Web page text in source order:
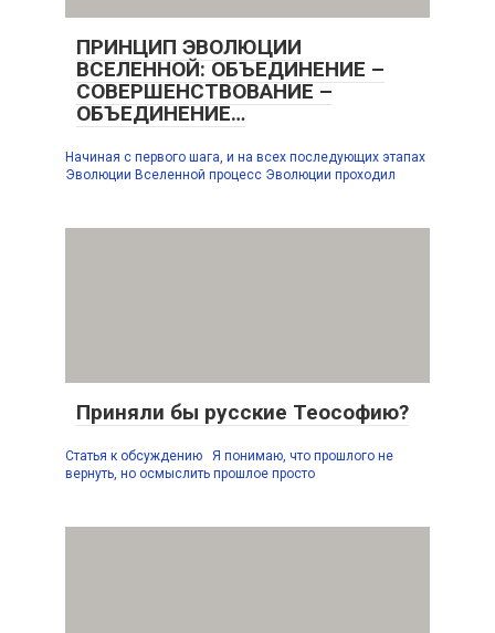
ПРИНЦИП ЭВОЛЮЦИИ
ВСЕЛЕННОЙ: ОБЪЕДИНЕНИЕ –
СОВЕРШЕНСТВОВАНИЕ –
ОБЪЕДИНЕНИЕ…
Начиная с первого шага, и на всех последующих этапах
Эволюции Вселенной процесс Эволюции проходил
Приняли бы русские Теософию?
Статья к обсуждению Я понимаю, что прошлого не
вернуть, но осмыслить прошлое просто